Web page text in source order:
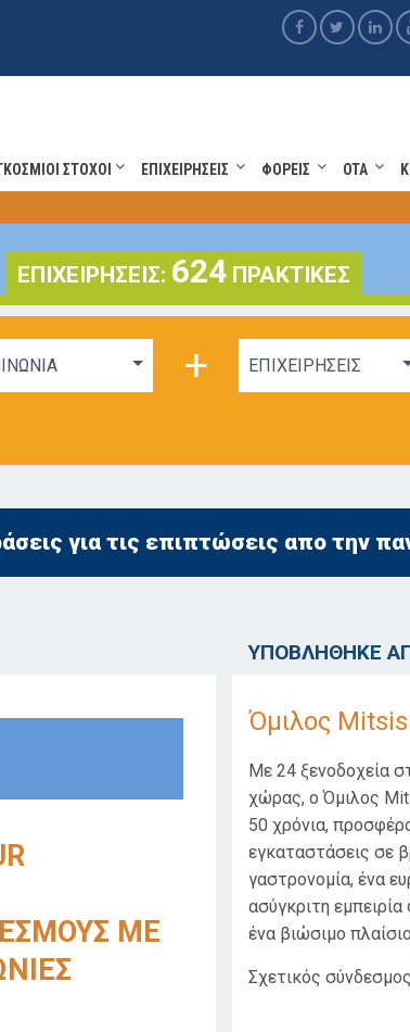
ΣΤΟΧΟΙ ΕΠΙΧΕΙΡΗΣΕΙΣ ΦΟΡΕΙΣ OTA
ΕΠΙΧΕΙΡΗΣΕΙΣ: 624 ΠΡΑΚΤΙΚΕΣ
+ ΕΠΙΧΕΙΡΗΣΕΙΣ
για τις επιπτώσεις απο την
ΜΕ
ΥΠΟΒΛΗΘΗΚΕ
Όμιλος Mitsis
Με 24 ξενοδοχεία
χώρας, ο Όμιλος
50 χρόνια,
εγκαταστάσεις σε
γαστρονομία, ένα
ασύγκριτη
ένα βιώσιμο
Σχετικός